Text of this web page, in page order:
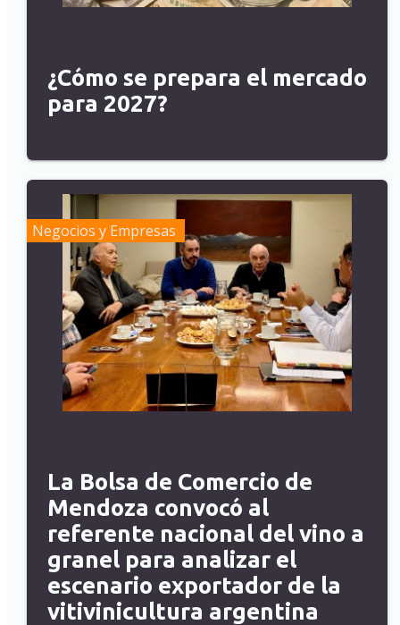
¿Cómo se prepara el mercado
para 2027?
Negocios y Empresas
La Bolsa de Comercio de
Mendoza convocó al
referente nacional del vino a
granel para analizar el
escenario exportador de la
vitivinicultura argentina